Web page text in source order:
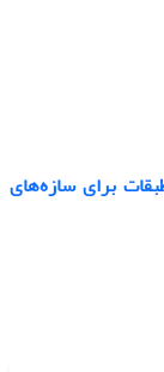
برای سازه‌های